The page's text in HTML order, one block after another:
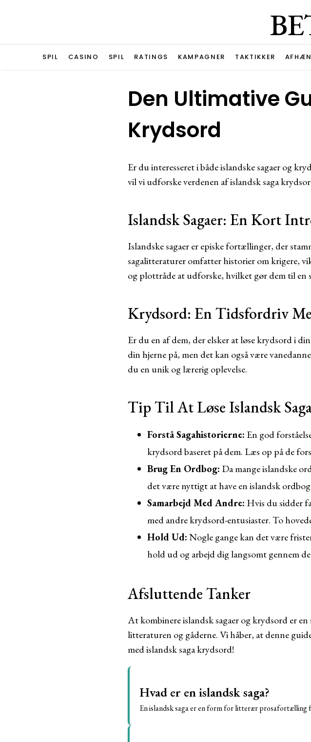
SPIL CASINO SPIL RATINGS KAMPAGNER TAKTIKKER
Den Ultimative
Krydsord
Er du interesseret i både islandske sagaer og
vil vi udforske verdenen af islandsk saga
Islandsk Sagaer: En Kort
Islandske sagaer er episke fortællinger, der
sagalitteraturer omfatter historier om krigere,
og plottråde at udforske, hvilket gør dem til
Krydsord: En Tidsfordriv
Er du en af dem, der elsker at løse krydsord i
din hjerne på, men det kan også være
du en unik og lærerig oplevelse.
Tip Til At Løse Islandsk
Forstå Sagahistorierne: En god
krydsord baseret på dem. Læs op på de
Brug En Ordbog: Da mange islandske
det være nyttigt at have en islandsk
Samarbejd Med Andre: Hvis du sidder
med andre krydsord-entusiaster. To
Hold Ud:Nogle gange kan det være
hold ud og arbejd dig langsomt gennem
Afsluttende Tanker
At kombinere islandsk sagaer og krydsord er
litteraturen og gåderne. Vi håber, at denne
med islandsk saga krydsord!
Hvad er en islandsk saga?
En islandsk saga er en form for litterær prosafortælling